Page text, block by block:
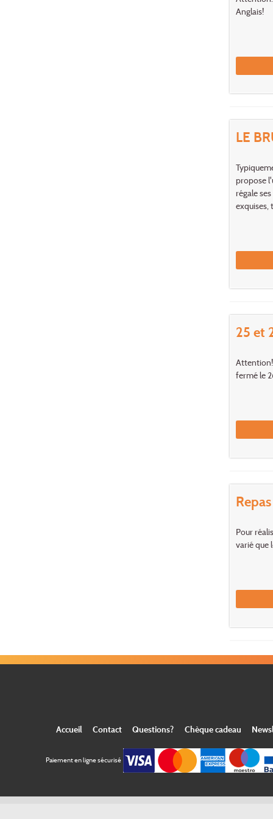
Anglais!
LE
propose
régale
exquises,
25 et
Attention!
fermé le
Repas
Pour
varié que
Accueil Contact Questions? Chèque cadeau
Paiement en ligne sécurisé